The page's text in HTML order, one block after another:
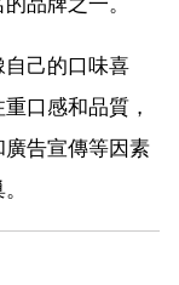
己的口味喜
口感和品質，
告宣傳等因素